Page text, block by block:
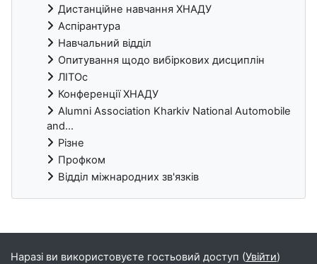
Дистанційне навчання ХНАДУ
Аспірантура
Навчальний відділ
Опитування щодо вибіркових дисциплін
ЛІТОс
Конференції ХНАДУ
Alumni Association Kharkiv National Automobile
and...
Різне
Профком
Відділ міжнародних зв'язків
Блоки
Наразі ви використовуєте гостьовий доступ (Увійти)